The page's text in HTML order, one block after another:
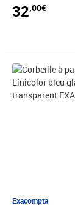
32,00€
Exacompta
Prix 13,26€